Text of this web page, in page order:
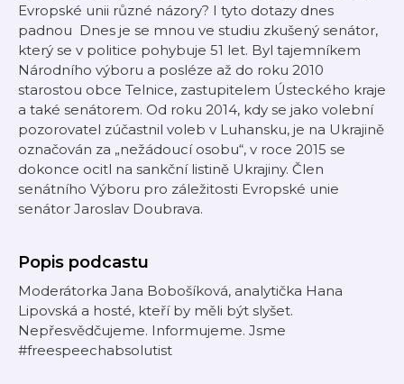
Evropské unii různé názory? I tyto dotazy dnes
padnou Dnes je se mnou ve studiu zkušený senátor,
který se v politice pohybuje 51 let. Byl tajemníkem
Národního výboru a posléze až do roku 2010
starostou obce Telnice, zastupitelem Ústeckého kraje
a také senátorem. Od roku 2014, kdy se jako volební
pozorovatel zúčastnil voleb v Luhansku, je na Ukrajině
označován za „nežádoucí osobu“, v roce 2015 se
dokonce ocitl na sankční listině Ukrajiny. Člen
senátního Výboru pro záležitosti Evropské unie
senátor Jaroslav Doubrava.
Popis podcastu
Moderátorka Jana Bobošíková, analytička Hana
Lipovská a hosté, kteří by měli být slyšet.
Nepřesvědčujeme. Informujeme. Jsme
#freespeechabsolutist